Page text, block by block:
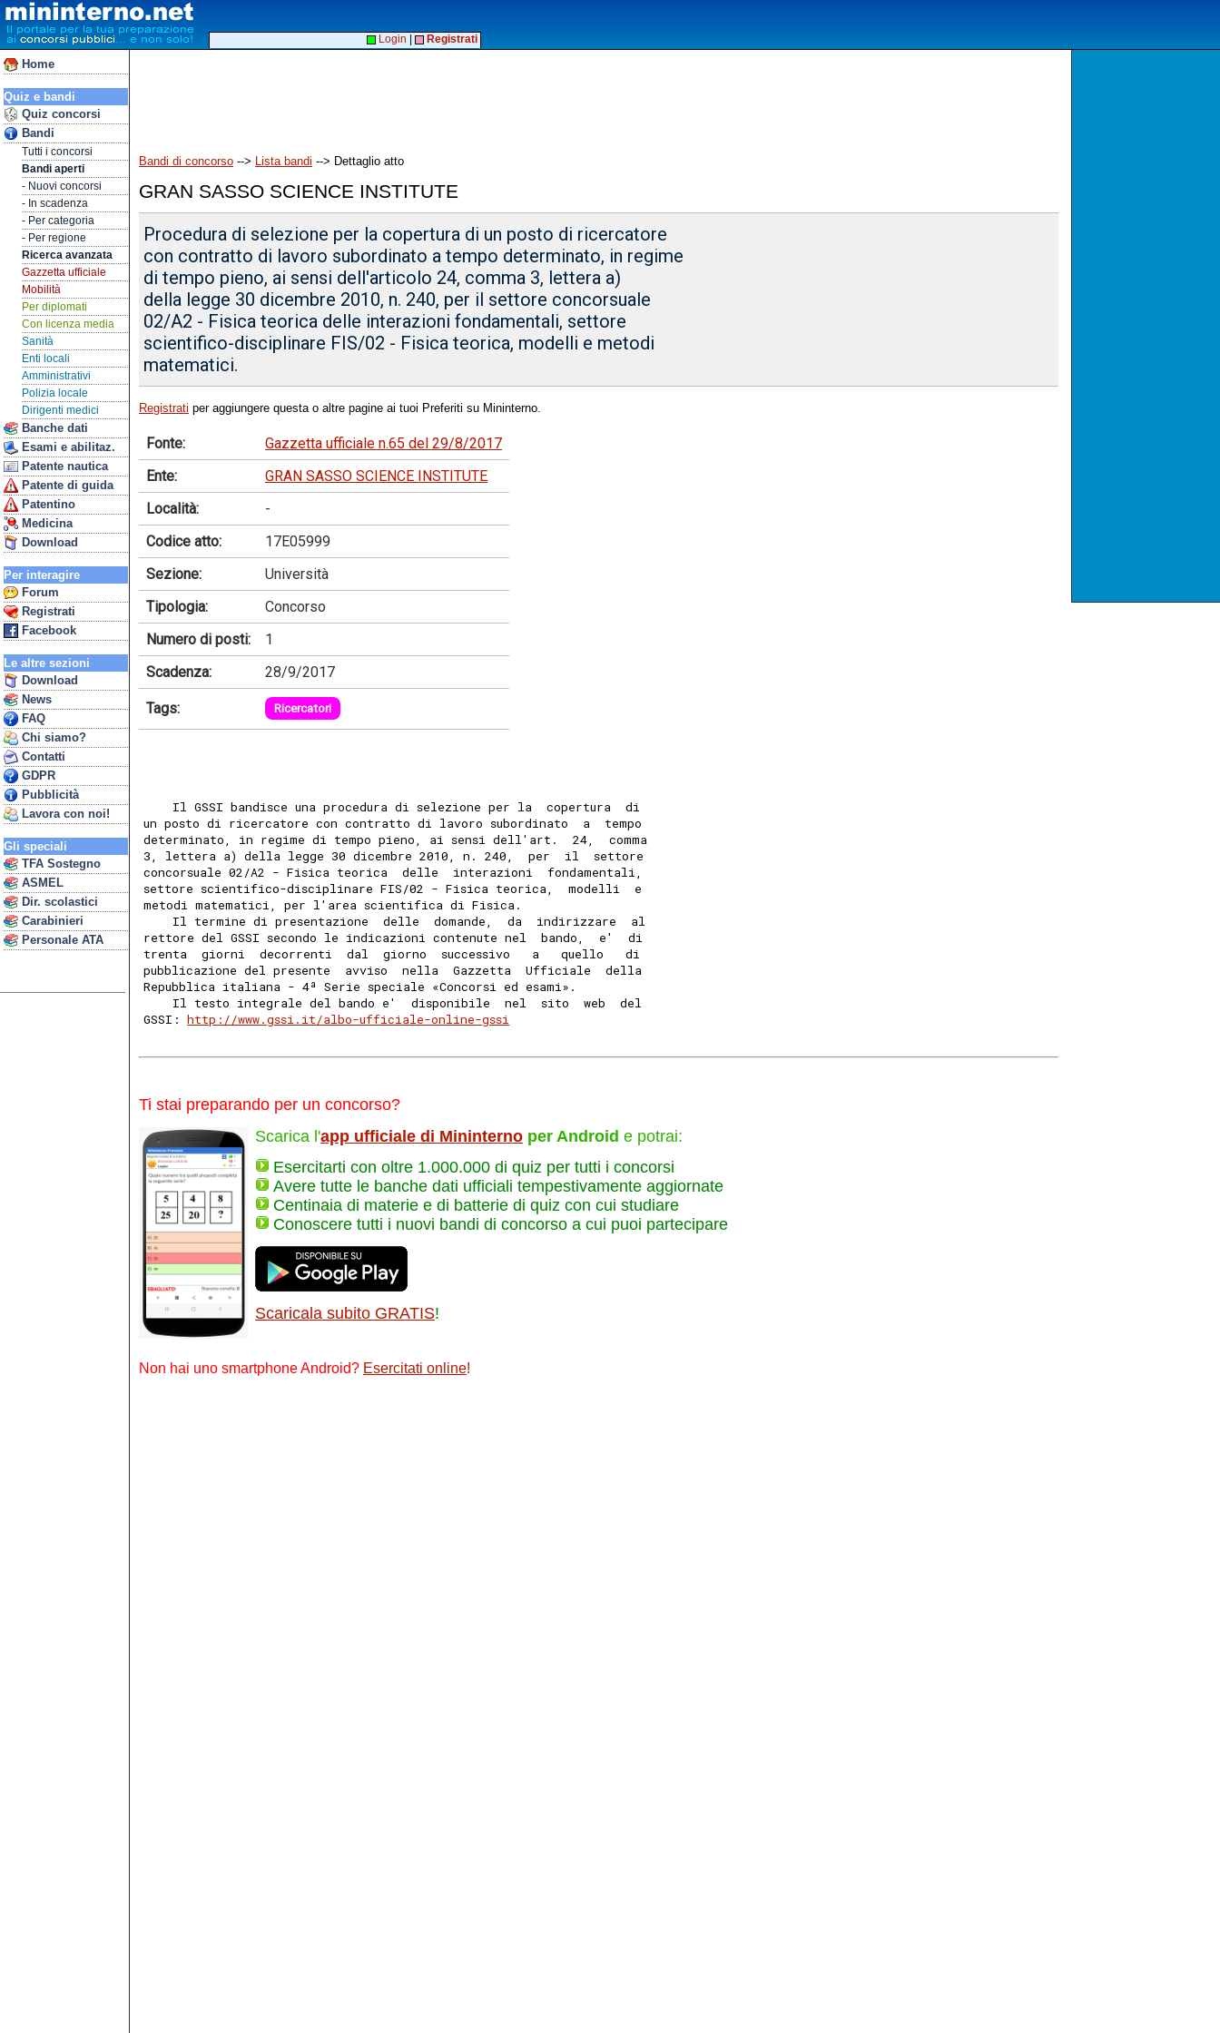
Home
Quiz e bandi
Quiz concorsi
Bandi
Tutti i concorsi
Bandi aperti
- Nuovi concorsi
- In scadenza
- Per categoria
- Per regione
Ricerca avanzata
Gazzetta ufficiale
Mobilità
Per diplomati
Con licenza media
Sanità
Enti locali
Amministrativi
Polizia locale
Dirigenti medici
Banche dati
Esami e abilitaz.
Patente nautica
Patente di guida
Patentino
Medicina
Download
Per interagire
Forum
Registrati
Facebook
Le altre sezioni
Download
News
FAQ
Chi siamo?
Contatti
GDPR
Pubblicità
Lavora con noi!
Gli speciali
TFA Sostegno
ASMEL
Dir. scolastici
Carabinieri
Personale ATA
Login Registrati
Bandi di concorso --> Lista bandi --> Dettaglio atto
GRAN SASSO SCIENCE INSTITUTE
Procedura di selezione per la copertura di un posto di ricercatore
con contratto di lavoro subordinato a tempo determinato, in regime
di tempo pieno, ai sensi dell'articolo 24, comma 3, lettera a)
della legge 30 dicembre 2010, n. 240, per il settore concorsuale
02/A2 - Fisica teorica delle interazioni fondamentali, settore
scientifico-disciplinare FIS/02 - Fisica teorica, modelli e metodi
matematici.
Registrati per aggiungere questa o altre pagine ai tuoi Preferiti su Mininterno.
Fonte:
Gazzetta ufficiale n.65 del 29/8/2017
Ente:
GRAN SASSO SCIENCE INSTITUTE
Località:
-
Codice atto:
17E05999
Sezione:
Università
Tipologia:
Concorso
Numero di posti:
1
Scadenza:
28/9/2017
Tags: Ricercatori
    Il GSSI bandisce una procedura di selezione per la  copertura  di
un posto di ricercatore con contratto di lavoro subordinato  a  tempo
determinato, in regime di tempo pieno, ai sensi dell'art.  24,  comma
3, lettera a) della legge 30 dicembre 2010, n. 240,  per  il  settore
concorsuale 02/A2 - Fisica teorica  delle  interazioni  fondamentali,
settore scientifico-disciplinare FIS/02 - Fisica teorica,  modelli  e
metodi matematici, per l'area scientifica di Fisica.
    Il termine di presentazione  delle  domande,  da  indirizzare  al
rettore del GSSI secondo le indicazioni contenute nel  bando,  e'  di
trenta  giorni  decorrenti  dal  giorno  successivo   a   quello   di
pubblicazione del presente  avviso  nella  Gazzetta  Ufficiale  della
Repubblica italiana - 4ª Serie speciale «Concorsi ed esami».
    Il testo integrale del bando e'  disponibile  nel  sito  web  del
GSSI: http://www.gssi.it/albo-ufficiale-online-gssi
Ti stai preparando per un concorso?
Scarica l'app ufficiale di Mininterno per Android e potrai:
Esercitarti con oltre 1.000.000 di quiz per tutti i concorsi
Avere tutte le banche dati ufficiali tempestivamente aggiornate
Centinaia di materie e di batterie di quiz con cui studiare
Conoscere tutti i nuovi bandi di concorso a cui puoi partecipare
Scaricala subito GRATIS!
Non hai uno smartphone Android? Esercitati online!